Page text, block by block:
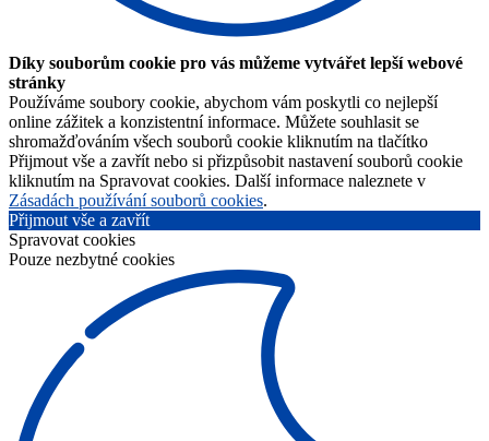
Díky souborům cookie pro vás můžeme vytvářet lepší webové
stránky
Používáme soubory cookie, abychom vám poskytli co nejlepší
online zážitek a konzistentní informace. Můžete souhlasit se
shromažďováním všech souborů cookie kliknutím na tlačítko
Přijmout vše a zavřít nebo si přizpůsobit nastavení souborů cookie
kliknutím na Spravovat cookies. Další informace naleznete v
Zásadách používání souborů cookies.
Přijmout vše a zavřít
Spravovat cookies
Pouze nezbytné cookies